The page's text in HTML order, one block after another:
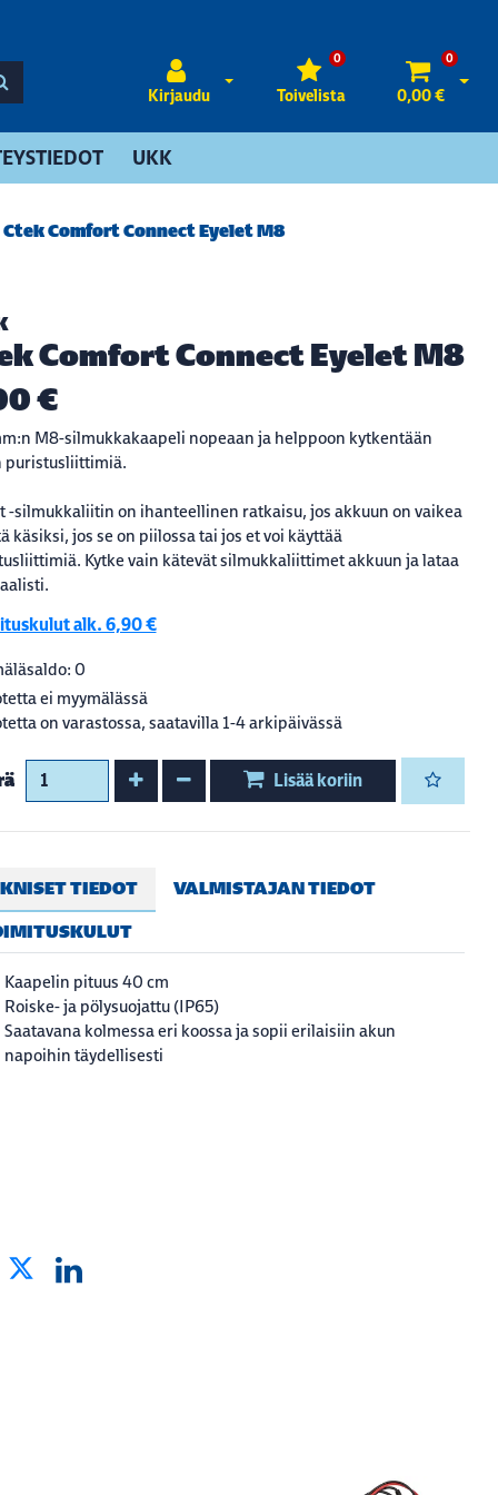
Kirjaudu
Avaa kirjautuminen
Toivelista
0 0
0,00 €
UKK
Ctek Comfort Connect Eyelet M8
Comfort Connect Eyelet M8
€
M8-silmukkakaapeli nopeaan ja helppoon kytkentään
puristusliittimiä.
-silmukkaliitin on ihanteellinen ratkaisu, jos akkuun on vaikea
käsiksi, jos se on piilossa tai jos et voi käyttää
Kytke vain kätevät silmukkaliittimet akkuun ja lataa
alk. 6,90 €
0
ei myymälässä
on varastossa, saatavilla 1-4 arkipäivässä
Kasvata määrää
Vähennä määrääLisää koriin
TIEDOT
VALMISTAJAN TIEDOT
Kaapelin pituus 40 cm
Roiske- ja pölysuojattu (IP65)
Saatavana kolmessa eri koossa ja sopii erilaisiin akun
napoihin täydellisesti